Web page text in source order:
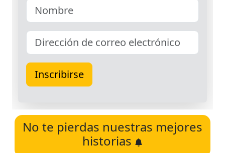
No te pierdas nuestras mejores
historias